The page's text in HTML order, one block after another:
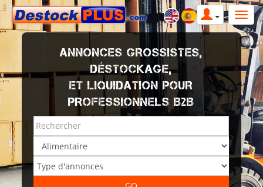
ANNONCES GROSSISTES,
DÉSTOCKAGE,
ET LIQUIDATION POUR
PROFESSIONNELS B2B